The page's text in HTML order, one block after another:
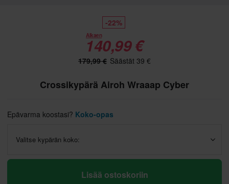
-22%
Alkaen
140,99 €
179,99 € Säästät 39 €
Crossikypärä Airoh Wraaap Cyber
Epävarma koostasi? Koko-opas
Valitse kypärän koko:
Lisää ostoskoriin